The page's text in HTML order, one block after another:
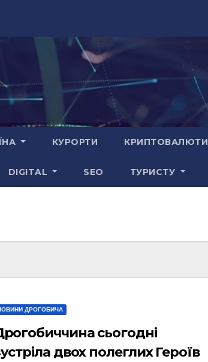
КУРОРТИ КРИПТОВАЛЮТИ
DIGITAL SEO ТУРИСТУ
ДРОГОБИЧА
сьогодні
двох полеглих Героїв